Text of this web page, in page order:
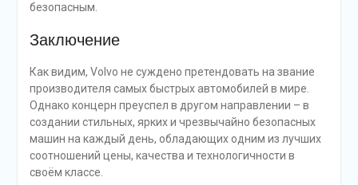
безопасным.
Заключение
Как видим, Volvo не суждено претендовать на звание
производителя самых быстрых автомобилей в мире.
Однако концерн преуспел в другом направлении – в
создании стильных, ярких и чрезвычайно безопасных
машин на каждый день, обладающих одним из лучших
соотношений цены, качества и технологичности в
своём классе.